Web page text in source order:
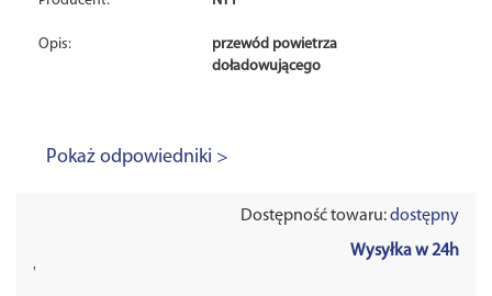
Opis:
przewód powietrza
doładowującego
Pokaż odpowiedniki >
Dostępność towaru:dostępny
Wysyłka w 24h
'